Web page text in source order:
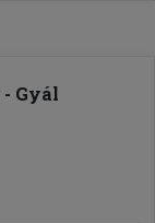
- Gyál